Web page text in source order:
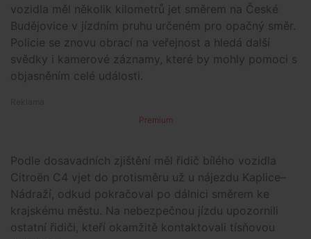
vozidla měl několik kilometrů jet směrem na České
Budějovice v jízdním pruhu určeném pro opačný směr.
Policie se znovu obrací na veřejnost a hledá další
svědky i kamerové záznamy, které by mohly pomoci s
objasněním celé události.
Premium
Podle dosavadních zjištění měl řidič bílého vozidla
Citroën C4 vjet do protisměru už u nájezdu Kaplice–
Nádraží, odkud pokračoval po dálnici směrem ke
krajskému městu. Na nebezpečnou jízdu upozornili
ostatní řidiči, kteří okamžitě kontaktovali tísňovou